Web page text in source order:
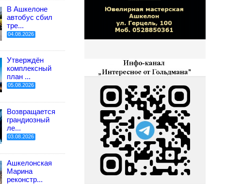
В Ашкелоне
автобус сбил
тре...
04.08.2026
Утверждён
комплексный
план ...
05.08.2026
Возвращается
грандиозный
ле...
03.08.2026
Ашкелонская
Марина
реконстр...